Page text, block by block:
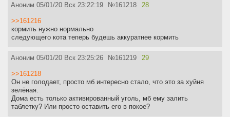
Аноним 05/01/20 Вск 23:22:19 №161218 28
>>161216
кормить нужно нормально
следующего кота теперь будешь аккуратнее кормить
Аноним 05/01/20 Вск 23:25:26 №161219 29
>>161218
Он не голодает, просто мб интересно стало, что это за хуйня
зелёная.
Дома есть только активированный уголь, мб ему залить
таблетку? Или просто оставить его в покое?